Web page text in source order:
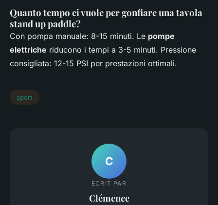
Quanto tempo ci vuole per gonfiare una tavola
stand up paddle?
Con pompa manuale: 8-15 minuti. Le pompe
elettriche riducono i tempi a 3-5 minuti. Pressione
consigliata: 12-15 PSI per prestazioni ottimali.
sport
C
ECRIT PAR
Clémence